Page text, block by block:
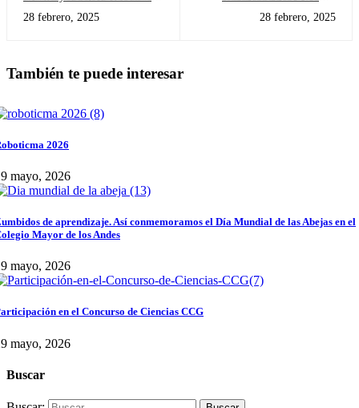
28 febrero, 2025
Bachillerato
28 febrero, 2025
También te puede interesar
2026
mayo, 2026
de aprendizaje. Así conmemoramos el Día Mundial de las Abejas en el
Mayor de los Andes
mayo, 2026
en el Concurso de Ciencias CCG
mayo, 2026
Buscar